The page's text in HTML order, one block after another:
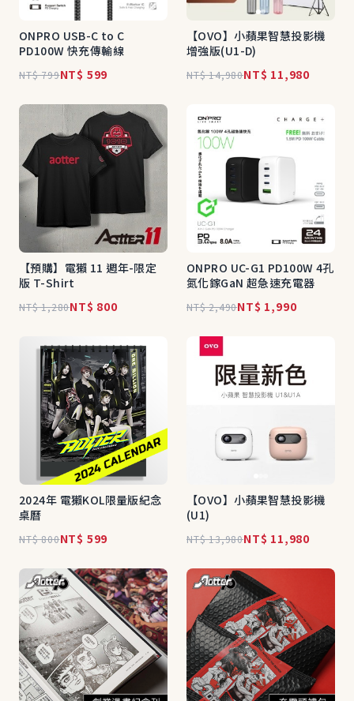
ONPRO USB-C to C
PD100W 快充傳輸線
NT$ 799NT$ 599
【OVO】小蘋果智慧投影機
增強版(U1-D)
NT$ 14,980NT$ 11,980
【預購】電獺 11 週年-限定
版 T-Shirt
NT$ 1,280NT$ 800
ONPRO UC-G1 PD100W 4孔
氮化鎵GaN 超急速充電器
NT$ 2,490NT$ 1,990
2024年 電獺KOL限量版紀念
桌曆
NT$ 800NT$ 599
【OVO】小蘋果智慧投影機
(U1)
NT$ 13,980NT$ 11,980